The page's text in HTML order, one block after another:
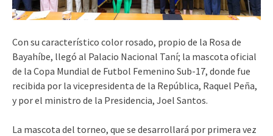
Con su característico color rosado, propio de la Rosa de
Bayahíbe, llegó al Palacio Nacional Taní; la mascota oficial
de la Copa Mundial de Futbol Femenino Sub-17, donde fue
recibida por la vicepresidenta de la República, Raquel Peña,
y por el ministro de la Presidencia, Joel Santos.
La mascota del torneo, que se desarrollará por primera vez